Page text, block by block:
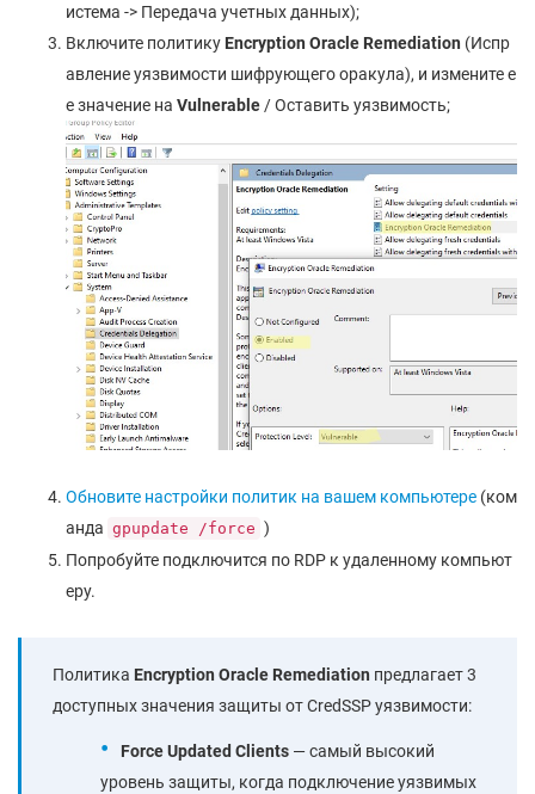
истема -> Передача учетных данных);
Включите политику Encryption Oracle Remediation (Испр
авление уязвимости шифрующего оракула), и измените е
е значение на Vulnerable / Оставить уязвимость;
Обновите настройки политик на вашем компьютере (ком
анда gpupdate /force )
Попробуйте подключится по RDP к удаленному компьют
еру.
Политика Encryption Oracle Remediation предлагает 3
доступных значения защиты от CredSSP уязвимости:
ForceUpdated Clients — самый высокий
уровень защиты, когда подключение уязвимых